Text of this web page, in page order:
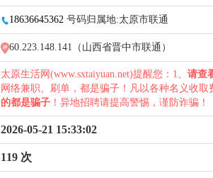
18636645362 号码归属地:太原市联通
60.223.148.141（山西省晋中市联通）
太原生活网(www.sxtaiyuan.net)提醒您：1、 请查
网络兼职、刷单，都是骗子！凡以各种名义收取
的都是骗子 ！异地招聘请提高警惕，谨防诈骗！
2026-05-21 15:33:02
119 次